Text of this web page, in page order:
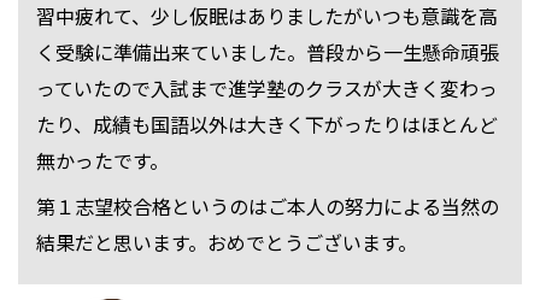
習中疲れて、少し仮眠はありましたがいつも意識を高
く受験に準備出来ていました。普段から一生懸命頑張
っていたので入試まで進学塾のクラスが大きく変わっ
たり、成績も国語以外は大きく下がったりはほとんど
無かったです。
第１志望校合格というのはご本人の努力による当然の
結果だと思います。おめでとうございます。